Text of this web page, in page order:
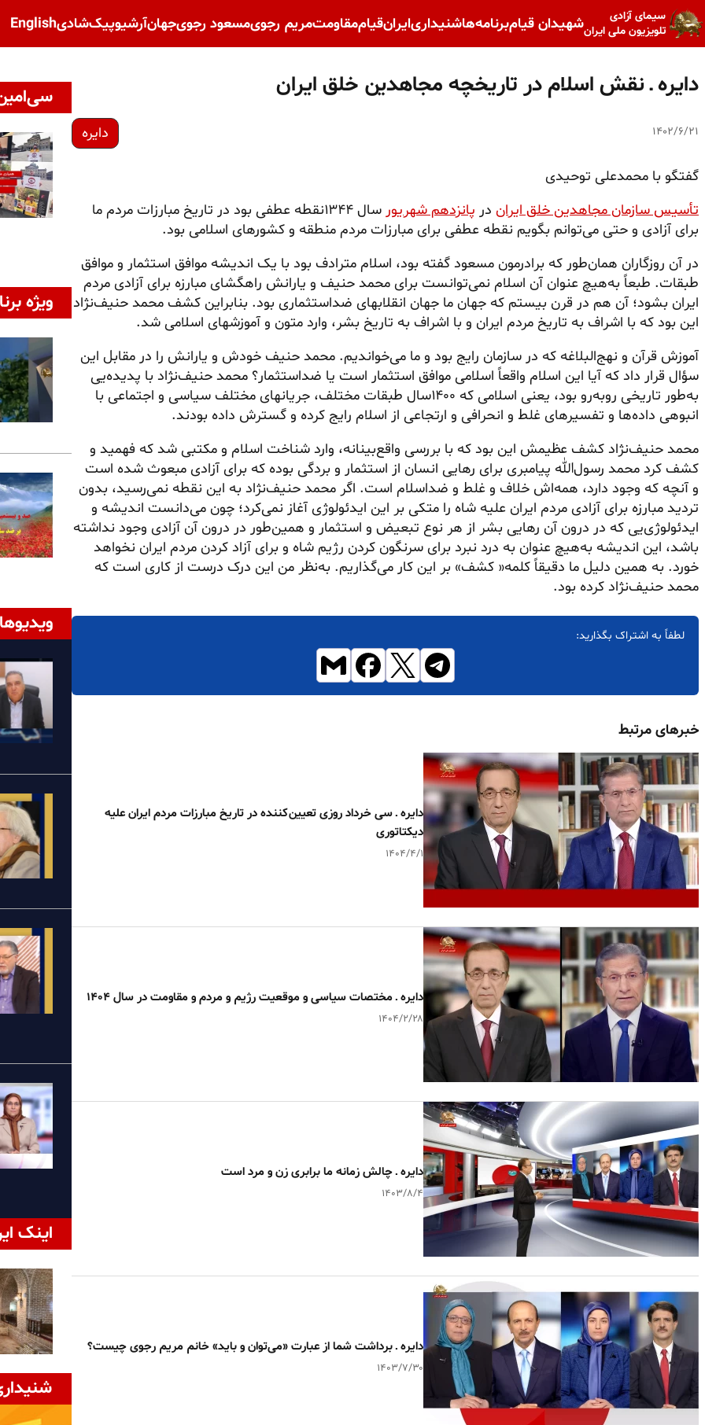
سیمای آزادی
تلویزیون ملی ایرانشهیدان قیامبرنامه‌هاشنیداریایرانقیاممقاومتمریم رجویمسعود رجویجهانآرشیوپیک‌شادیEnglish
دایره ـ نقش اسلام در تاریخچه مجاهدین خلق ایران
۱۴۰۲/۶/۲۱ دایره
گفتگو با محمدعلی توحیدی
تأسیس سازمان مجاهدین خلق ایران در پانزدهم شهریور
سال ۱۳۴۴نقطه عطفی بود در تاریخ مبارزات مردم ما
برای آزادی و حتی می‌توانم بگویم نقطه عطفی برای مبارزات مردم منطقه و کشورهای اسلامی بود.
در آن روزگاران همان‌طور که برادرمون مسعود گفته بود، اسلام مترادف بود با یک اندیشه موافق استثمار و موافق
طبقات. طبعاً به‌هیچ عنوان آن اسلام نمی‌توانست برای محمد حنیف و یارانش راهگشای مبارزه برای آزادی مردم
ایران بشود؛ آن هم در قرن بیستم که جهان ما جهان انقلابهای ضداستثماری بود. بنابراین کشف محمد حنیف‌نژاد
این بود که با اشراف به تاریخ مردم ایران و با اشراف به تاریخ بشر، وارد متون و آموزشهای اسلامی شد.
آموزش قرآن و نهج‌البلاغه که در سازمان رایج بود و ما می‌خواندیم. محمد حنیف خودش و یارانش را در مقابل این
سؤال قرار داد که آیا این اسلام واقعاً اسلامی موافق استثمار است یا ضداستثمار؟ محمد حنیف‌نژاد با پدیده‌یی
به‌طور تاریخی روبه‌رو بود، یعنی اسلامی که ۱۴۰۰سال طبقات مختلف، جریانهای مختلف سیاسی و اجتماعی با
انبوهی داده‌ها و تفسیرهای غلط و انحرافی و ارتجاعی از اسلام رایج کرده و گسترش داده بودند.
محمد حنیف‌نژاد کشف عظیمش این بود که با بررسی واقع‌بینانه، وارد شناخت اسلام و مکتبی شد که فهمید و
کشف کرد محمد رسول‌الله پیامبری برای رهایی انسان از استثمار و بردگی بوده که برای آزادی مبعوث شده است
و آنچه که وجود دارد، همه‌اش خلاف و غلط و ضداسلام است. اگر محمد حنیف‌نژاد به این نقطه نمی‌رسید، بدون
تردید مبارزه برای آزادی مردم ایران علیه شاه را متکی بر این ایدئولوژی آغاز نمی‌کرد؛ چون می‌دانست اندیشه و
ایدئولوژی‌یی که در درون آن رهایی بشر از هر نوع تبعیض و استثمار و همین‌طور در درون آن آزادی وجود نداشته
باشد، این اندیشه به‌هیچ عنوان به درد نبرد برای سرنگون کردن رژیم شاه و برای آزاد کردن مردم ایران نخواهد
خورد. به همین دلیل ما دقیقاً کلمه« کشف» بر این کار می‌گذاریم. به‌نظر من این درک درست از کاری است که
محمد حنیف‌نژاد کرده بود.
لطفاً به اشتراک بگذارید:
خبرهای مرتبط
دایره ـ سی خرداد روزی تعیین‌کننده در تاریخ مبارزات مردم ایران علیه
دیکتاتوری
۱۴۰۴/۴/۱
دایره ـ مختصات سیاسی و موقعیت رژیم و مردم و مقاومت در سال ۱۴۰۴
۱۴۰۴/۲/۲۸
دایره ـ چالش زمانه ما برابری زن و مرد است
۱۴۰۳/۸/۴
دایره ـ برداشت شما از عبارت «می‌توان و باید» خانم مریم رجوی چیست؟
۱۴۰۳/۷/۳۰
ویژه
اینک